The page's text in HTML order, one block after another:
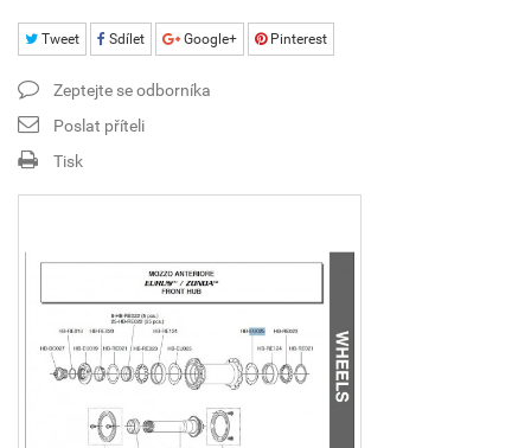
Tweet Sdílet Google+ Pinterest
Zeptejte se odborníka
Poslat příteli
Tisk